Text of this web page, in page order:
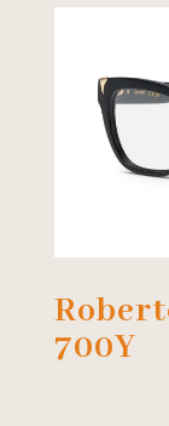
700Y